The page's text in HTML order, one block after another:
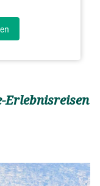
Erlebnisreisen